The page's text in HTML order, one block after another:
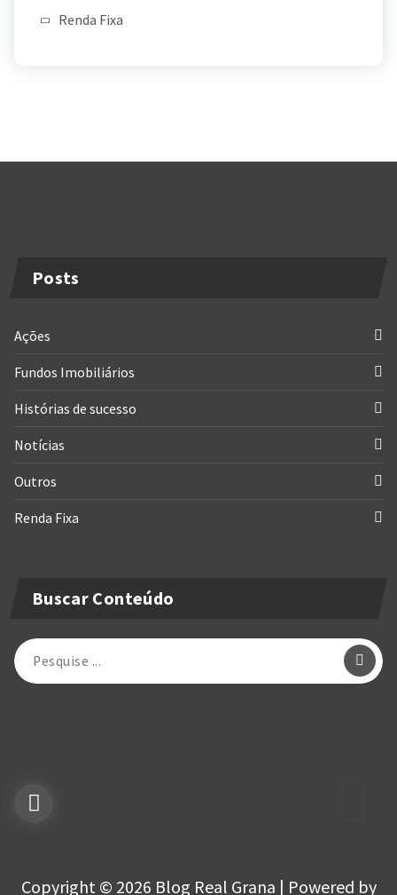
Renda Fixa
Posts
Ações
Fundos Imobiliários
Histórias de sucesso
Notícias
Outros
Renda Fixa
Buscar Conteúdo
Copyright © 2026 Blog Real Grana | Powered by